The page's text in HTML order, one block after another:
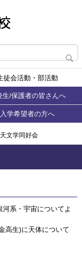
徒会活動・部活動
生/保護者の皆さんへ
入学希望者の方へ
天文学同好会
河系・宇宙についてよ
高生)に天体について